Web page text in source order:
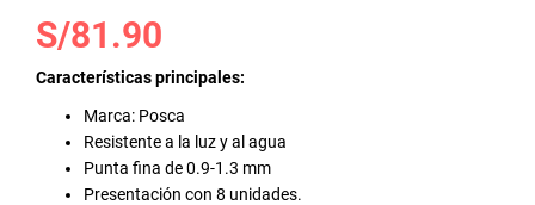
Saltar
comienzo
S/81.90
Características principales:
Marca: Posca
Resistente a la luz y al agua
Punta fina de 0.9-1.3 mm
Presentación con 8 unidades.